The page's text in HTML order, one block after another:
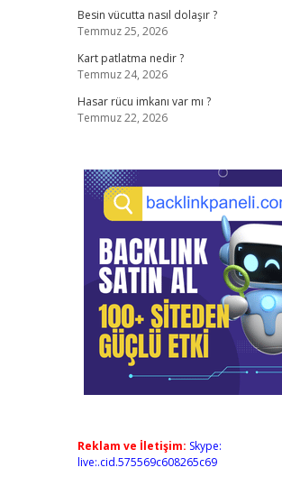
Besin vücutta nasıl dolaşır ?
Temmuz 25, 2026
Kart patlatma nedir ?
Temmuz 24, 2026
Hasar rücu imkanı var mı ?
Temmuz 22, 2026
Reklam ve İletişim: Skype:
live:.cid.575569c608265c69